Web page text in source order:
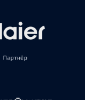
Партнёр